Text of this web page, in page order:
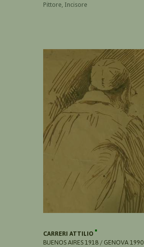
Pittore, Incisore
CARRERI ATTILIO
BUENOS AIRES 1918 / GENOVA 1990